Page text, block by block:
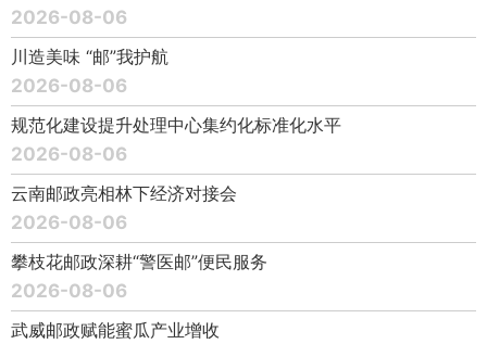
2026-08-06
川造美味 “邮”我护航
2026-08-06
规范化建设提升处理中心集约化标准化水平
2026-08-06
云南邮政亮相林下经济对接会
2026-08-06
攀枝花邮政深耕“警医邮”便民服务
2026-08-06
武威邮政赋能蜜瓜产业增收